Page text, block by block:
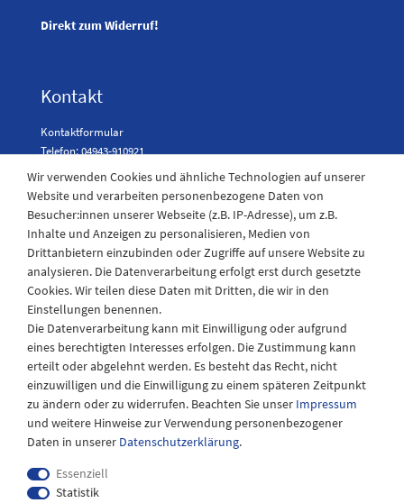
Direkt zum Widerruf!
Kontakt
Kontaktformular
Telefon: 04943-910921
Laden Öffnungszeiten
Montag - Freitag
08:30 - 12:30 und 13.00 - 17.30 Uhr
Samstags
08:30 bis 12:30 Uhr
Wir verwenden Cookies und ähnliche Technologien auf unserer
Website und verarbeiten personenbezogene Daten von
Besucher:innen unserer Webseite (z.B. IP-Adresse), um z.B.
Inhalte und Anzeigen zu personalisieren, Medien von
Drittanbietern einzubinden oder Zugriffe auf unsere Website zu
analysieren. Die Datenverarbeitung erfolgt erst durch gesetzte
Cookies. Wir teilen diese Daten mit Dritten, die wir in den
Einstellungen benennen.
Die Datenverarbeitung kann mit Einwilligung oder aufgrund
eines berechtigten Interesses erfolgen. Die Zustimmung kann
erteilt oder abgelehnt werden. Es besteht das Recht, nicht
einzuwilligen und die Einwilligung zu einem späteren Zeitpunkt
zu ändern oder zu widerrufen. Beachten Sie unser Impressum
und weitere Hinweise zur Verwendung personenbezogener
Daten in unserer Daten­schutz­erklärung.
Essenziell
Statistik